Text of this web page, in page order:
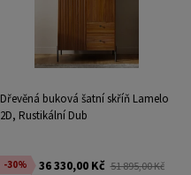
Dřevěná buková šatní skříň Lamelo
2D, Rustikální Dub
-30% 36 330,00 Kč 51 895,00 Kč